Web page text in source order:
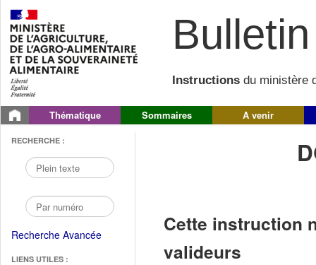
Instructions du ministère
Thématique Sommaires A venir
RECHERCHE :
Recherche Avancée
LIENS UTILES :
Cette instruction
valideurs